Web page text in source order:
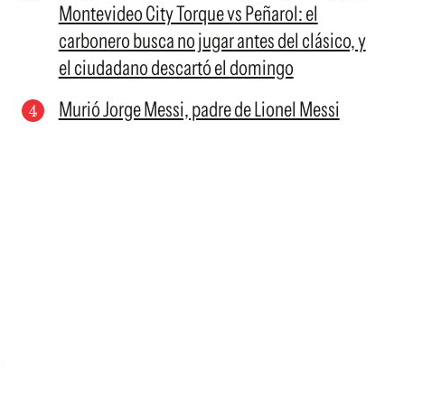
Montevideo City Torque vs Peñarol: el
carbonero busca no jugar antes del clásico, y
el ciudadano descartó el domingo
Murió Jorge Messi, padre de Lionel Messi